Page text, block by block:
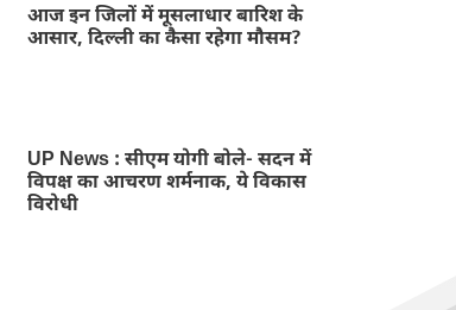
आज इन जिलों में मूसलाधार बारिश के
आसार, दिल्ली का कैसा रहेगा मौसम?
UP News : सीएम योगी बोले- सदन में
विपक्ष का आचरण शर्मनाक, ये विकास
विरोधी